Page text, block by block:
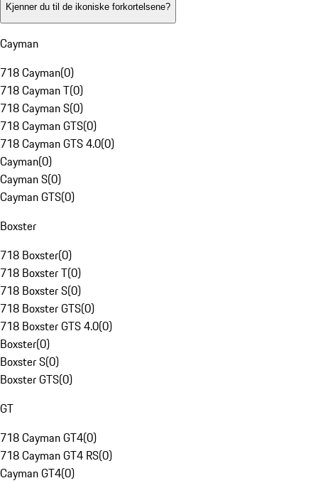
Kjenner du til de ikoniske forkortelsene?
Cayman
718 Cayman(0)
718 Cayman T(0)
718 Cayman S(0)
718 Cayman GTS(0)
718 Cayman GTS 4.0(0)
Cayman(0)
Cayman S(0)
Cayman GTS(0)
Boxster
718 Boxster(0)
718 Boxster T(0)
718 Boxster S(0)
718 Boxster GTS(0)
718 Boxster GTS 4.0(0)
Boxster(0)
Boxster S(0)
Boxster GTS(0)
GT
718 Cayman GT4(0)
718 Cayman GT4 RS(0)
Cayman GT4(0)